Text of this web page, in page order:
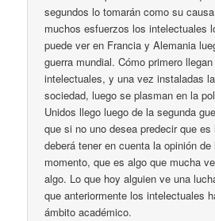
segundos lo tomarán como su
muchos esfuerzos los intelectuales
puede ver en Francia y Alemania
guerra mundial. Cómo primero
intelectuales, y una vez instaladas
sociedad, luego se plasman en la
Unidos llego luego de la segunda
que si no uno desea predecir que es
deberá tener en cuenta la opinión
momento, que es algo que mucha
algo. Lo que hoy alguien ve una
que anteriormente los intelectuales
ámbito académico.